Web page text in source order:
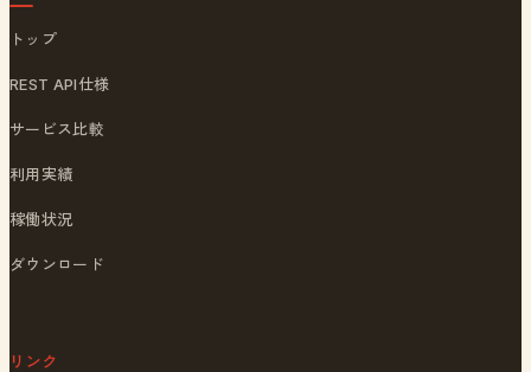
トップ
REST API仕様
サービス比較
利用実績
稼働状況
ダウンロード
リンク